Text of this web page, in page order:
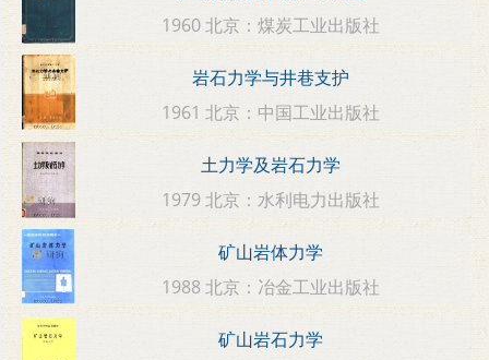
1960 北京：煤炭工业出版社
岩石力学与井巷支护
1961 北京：中国工业出版社
土力学及岩石力学
1979 北京：水利电力出版社
矿山岩体力学
1988 北京：冶金工业出版社
矿山岩石力学